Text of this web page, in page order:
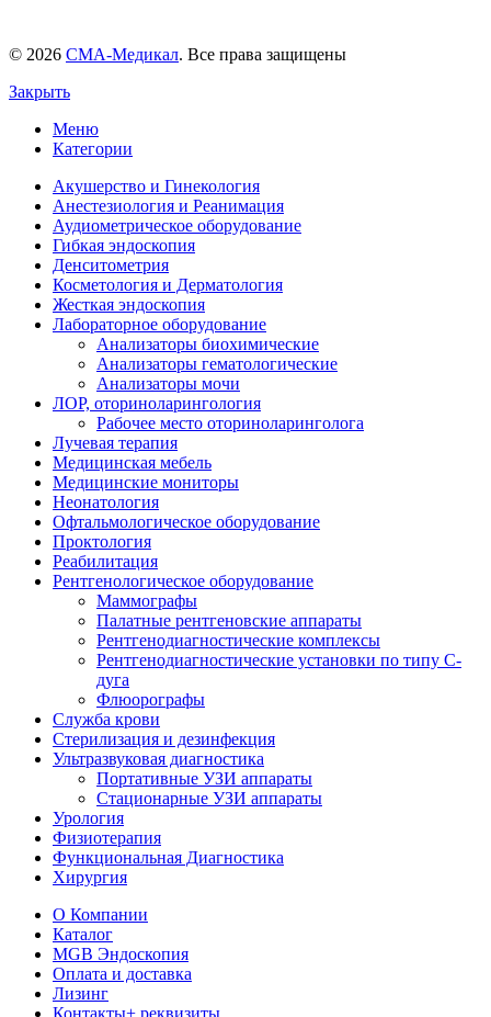
© 2026 СМА-Медикал. Все права защищены
Закрыть
Меню
Категории
Акушерство и Гинекология
Анестезиология и Реанимация
Аудиометрическое оборудование
Гибкая эндоскопия
Денситометрия
Косметология и Дерматология
Жесткая эндоскопия
Лабораторное оборудование
Анализаторы биохимические
Анализаторы гематологические
Анализаторы мочи
ЛОР, оториноларингология
Рабочее место оториноларинголога
Лучевая терапия
Медицинская мебель
Медицинские мониторы
Неонатология
Офтальмологическое оборудование
Проктология
Реабилитация
Рентгенологическое оборудование
Маммографы
Палатные рентгеновские аппараты
Рентгенодиагностические комплексы
Рентгенодиагностические установки по типу С-
дуга
Флюорографы
Служба крови
Стерилизация и дезинфекция
Ультразвуковая диагностика
Портативные УЗИ аппараты
Стационарные УЗИ аппараты
Урология
Физиотерапия
Функциональная Диагностика
Хирургия
О Компании
Каталог
MGB Эндоскопия
Оплата и доставка
Лизинг